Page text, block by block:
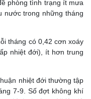
phòng tình trạng ít mưa
nước trong những tháng
tháng có 0,42 cơn xoáy
nhiệt đới), ít hơn trung
nhiệt đới thường tập
7-9. Số đợt không khí